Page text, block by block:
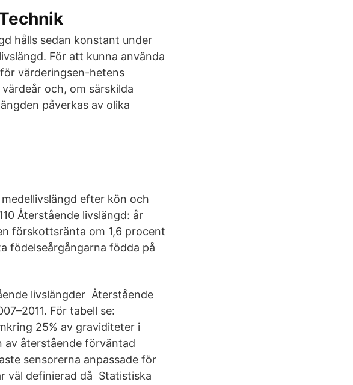
hålls sedan konstant under
För att kunna använda
värderingsen-hetens
och, om särskilda
påverkas av olika
efter kön och
Återstående livslängd: år
förskottsränta om 1,6 procent
födelseårgångarna födda på
livslängder Återstående
För tabell se:
25% av graviditeter i
av återstående förväntad
sensorerna anpassade för
väl definierad då Statistiska